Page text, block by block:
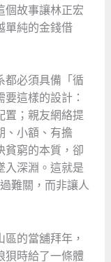
個故事讓林正宏
單純的金錢借
都必須具備「循
這樣的設計：
置；親友網絡提
、小額、有擔
貧窮的本質，卻
入深淵。這就是
難關，而非讓人
的當舖拜年，
狽時給了一條體